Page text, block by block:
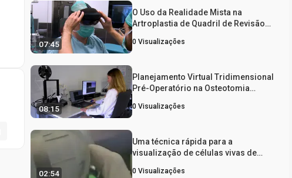
07:45
O Uso da Realidade Mista na
Artroplastia de Quadril de Revisão
de Caso
0 Visualizações
08:15
Planejamento Virtual Tridimensional
Pré-Operatório na Osteotomia
0 Visualizações
02:54
Uma técnica rápida para a
visualização de células vivas de
0 Visualizações